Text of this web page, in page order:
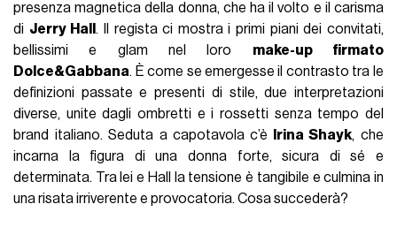
presenza magnetica della donna, che ha il volto e il carisma
di Jerry Hall . Il regista ci mostra i primi piani dei convitati,
bellissimi e glam nel loro make-up firmato
Dolce&Gabbana. È come se emergesse il contrasto tra le
definizioni passate e presenti di stile, due interpretazioni
diverse, unite dagli ombretti e i rossetti senza tempo del
brand italiano. Seduta a capotavola c’è Irina Shayk, che
incarna la figura di una donna forte, sicura di sé e
determinata. Tra lei e Hall la tensione è tangibile e culmina in
una risata irriverente e provocatoria. Cosa succederà?